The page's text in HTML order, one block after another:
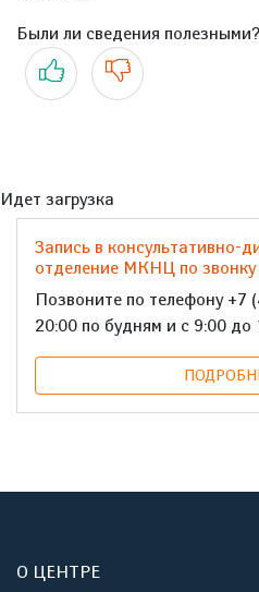
Были ли сведения полезными?
Да Нет
Идет загрузка
Запись в консультативно-
отделение МКНЦ по звонку
Позвоните по телефону +7
20:00 по будням и с 9:00
О ЦЕНТРЕ